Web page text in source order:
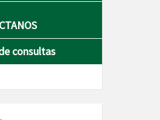
consultas